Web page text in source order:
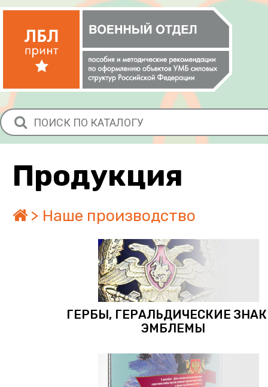
Продукция
Наше производство
ГЕРБЫ, ГЕРАЛЬДИЧЕСКИЕ
ЭМБЛЕМЫ